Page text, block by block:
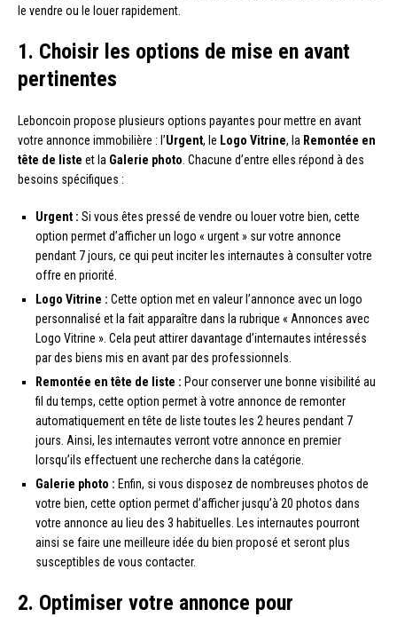
le vendre ou le louer rapidement.
1. Choisir les options de mise en avant
pertinentes
Leboncoin propose plusieurs options payantes pour mettre en avant
votre annonce immobilière : l’Urgent, le Logo Vitrine, la Remontée en
tête de liste et la Galerie photo . Chacune d’entre elles répond à des
besoins spécifiques :
Urgent : Si vous êtes pressé de vendre ou louer votre bien, cette
option permet d’afficher un logo « urgent » sur votre annonce
pendant 7 jours, ce qui peut inciter les internautes à consulter votre
offre en priorité.
Logo Vitrine : Cette option met en valeur l’annonce avec un logo
personnalisé et la fait apparaître dans la rubrique « Annonces avec
Logo Vitrine ». Cela peut attirer davantage d’internautes intéressés
par des biens mis en avant par des professionnels.
Remontée en tête de liste : Pour conserver une bonne visibilité au
fil du temps, cette option permet à votre annonce de remonter
automatiquement en tête de liste toutes les 2 heures pendant 7
jours. Ainsi, les internautes verront votre annonce en premier
lorsqu’ils effectuent une recherche dans la catégorie.
Galerie photo : Enfin, si vous disposez de nombreuses photos de
votre bien, cette option permet d’afficher jusqu’à 20 photos dans
votre annonce au lieu des 3 habituelles. Les internautes pourront
ainsi se faire une meilleure idée du bien proposé et seront plus
susceptibles de vous contacter.
2. Optimiser votre annonce pour